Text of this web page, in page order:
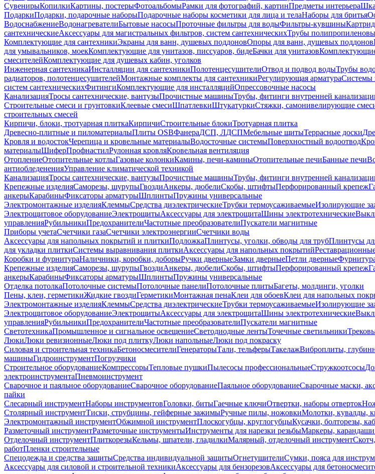
СувенирыКопилкиКартины, постерыФотоальбомыРамки для фотографий, картинПредметы интерьера
ПодаркиПодарки, подарочные наборыПодарочные наборы косметики для лица и телаНаборы для бритья
ВодоснабжениеВодонагревателиБытовые насосыПроточные фильтры для водыФильтры-кувшины
сантехническиеАксессуары для магистральных фильтров, систем сантехническихТрубы
Комплектующие для сантехникиЭкраны для ванн, душевых поддоновОпоры для ванн, душевых поддонов
для умывальников, моекКомплектующие для унитазов, писсуаров, бидеБачки для унитазов
смесителейКомплектующие для душевых кабин, уголков
Инженерная сантехникаИнсталляции для сантехникиПолотенцесушителиОтвод и подвод водыТрубы
радиаторов, полотенцесушителейМонтажные комплекты для сантехникиРегулирующая арматураСистемы
систем сантехническихФитингиКомплектующие для инсталляцийОпрессовочные насосы
КанализацияТросы сантехнические, вантузыПрочистные машиныТрубы, фитинги внутренней
Строительные смеси и грунтовкиКлеевые смесиШпатлевкиШтукатуркиСтяжки, самонивелирующие
строительных смесей
Кирпичи, блоки, тротуарная плиткаКирпичиСтроительные блокиТротуарная плитка
Древесно-плитные и пиломатериалыПлиты OSBФанераДСП, ЛДСПМебельные щитыТеррасные доски
Кровля и водостокЧерепица и кровельные материалыВодосточные системыПоверхностный водоотвод
материалыШиферПрофнастилРулонная кровляКровельная вентиляция
ОтоплениеОтопительные котлыГазовые колонкиКамины, печи-каминыОтопительные печиБанные печи
антиобледененияУправление климатической техникой
КанализацияТросы сантехнические, вантузыПрочистные машиныТрубы, фитинги внутренней
Крепежные изделияСаморезы, шурупыГвоздиАнкеры, дюбелиСкобы, штифтыПерфорированный крепеж
анкерыКарабиныФиксаторы арматурыШплинтыПружины универсальные
Электромонтажные изделияКлеммыСредства диэлектрическиеТрубки термоусаживаемыеИзолирующие
Электрощитовое оборудованиеЭлектрощитыАксессуары для электрощитаШины электротехнические
управленияРубильникиПредохранителиЧастотные преобразователиПускатели магнитные
Приборы учетаСчетчики газаСчетчики электроэнергииСчетчики воды
Аксессуары для напольных покрытий и плиткиПодложкаПлинтусы, уголки, обводы для трубПлинтусы
для укладки плиткиСистемы выравнивания плиткиАксессуары для напольных покрытий
Коробки и фурнитураНаличники, коробки, доборыРучки дверныеЗамки дверныеПетли дверные
Крепежные изделияСаморезы, шурупыГвоздиАнкеры, дюбелиСкобы, штифтыПерфорированный крепеж
анкерыКарабиныФиксаторы арматурыШплинтыПружины универсальные
Отделка потолкаПотолочные системыПотолочные панелиПотолочные плитыБагеты, молдинги, уголки
Пены, клеи, герметикиЖидкие гвоздиГерметикиМонтажная пенаКлеи для обоевКлеи для напольных
Электромонтажные изделияКлеммыСредства диэлектрическиеТрубки термоусаживаемыеИзолирующие
Электрощитовое оборудованиеЭлектрощитыАксессуары для электрощитаШины электротехнические
управленияРубильникиПредохранителиЧастотные преобразователиПускатели магнитные
СветотехникаПромышленное и сигнальное освещениеСветодиодные лентыТочечные светильники
ЛюкиЛюки ревизионныеЛюки под плиткуЛюки напольныеЛюки под покраску
Силовая и строительная техникаБетоносмесителиГенераторыТали, тельферыТакелажВиброплиты,
машиныГидроинструментПогрузчики
Строительное оборудованиеКомпрессорыТепловые пушкиПылесосы профессиональныеСтружкоотсосы
электроинструментаПневмоинструмент
Сварочное и паяльное оборудованиеСварочное оборудованиеПаяльное оборудованиеСварочные маски,
пайки
Слесарный инструментНаборы инструментовГоловки, битыГаечные ключиОтвертки, наборы отверток
Столярный инструментТиски, струбцины, гейферные зажимыРучные пилы, ножовкиМолотки, кувалды,
Электромонтажный инструментОбжимной инструментПлоскогубцы, круглогубцыКусачки, болторезы,
Разметочный инструментРазметочные инструментыИнструменты для нарезки резьбыМаркеры, карандаши
Отделочный инструментПлиткорезыКельмы, шпатели, гладилкиМалярный, отделочный инструмент
работПленки строительные
Спецодежда и средства защитыСредства индивидуальной защитыОгнетушителиСумки, пояса для
Аксессуары для силовой и строительной техникиАксессуары для бензорезовАксессуары для